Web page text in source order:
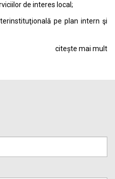
de interes local;
pe plan intern şi
citește mai mult